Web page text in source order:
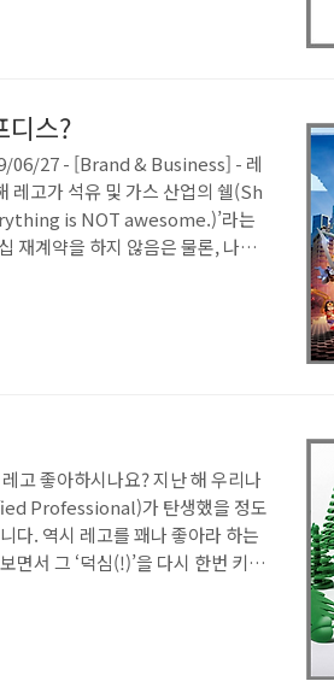
디스?
06/27 - [Brand & Business] - 레
레고가 석유 및 가스 산업의 쉘(Sh
is NOT awesome.)’라는
재계약을 하지 않음은 물론, 나아
고 100명 이상의 전문 인력을
등 훌륭한 대처로 상황을 잘 극복
고 좋아하시나요? 지난 해 우리나
Professional)가 탄생했을 정도
다. 역시 레고를 꽤나 좋아라 하는
면서 그 ‘덕심(!)’을 다시 한번 키워
북극을 지키기 위해 레고가 석유
건 아냐. (Everything is NOT awe